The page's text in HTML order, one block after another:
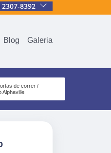
2307-8392
Blog Galeria
de correr
Alphaville